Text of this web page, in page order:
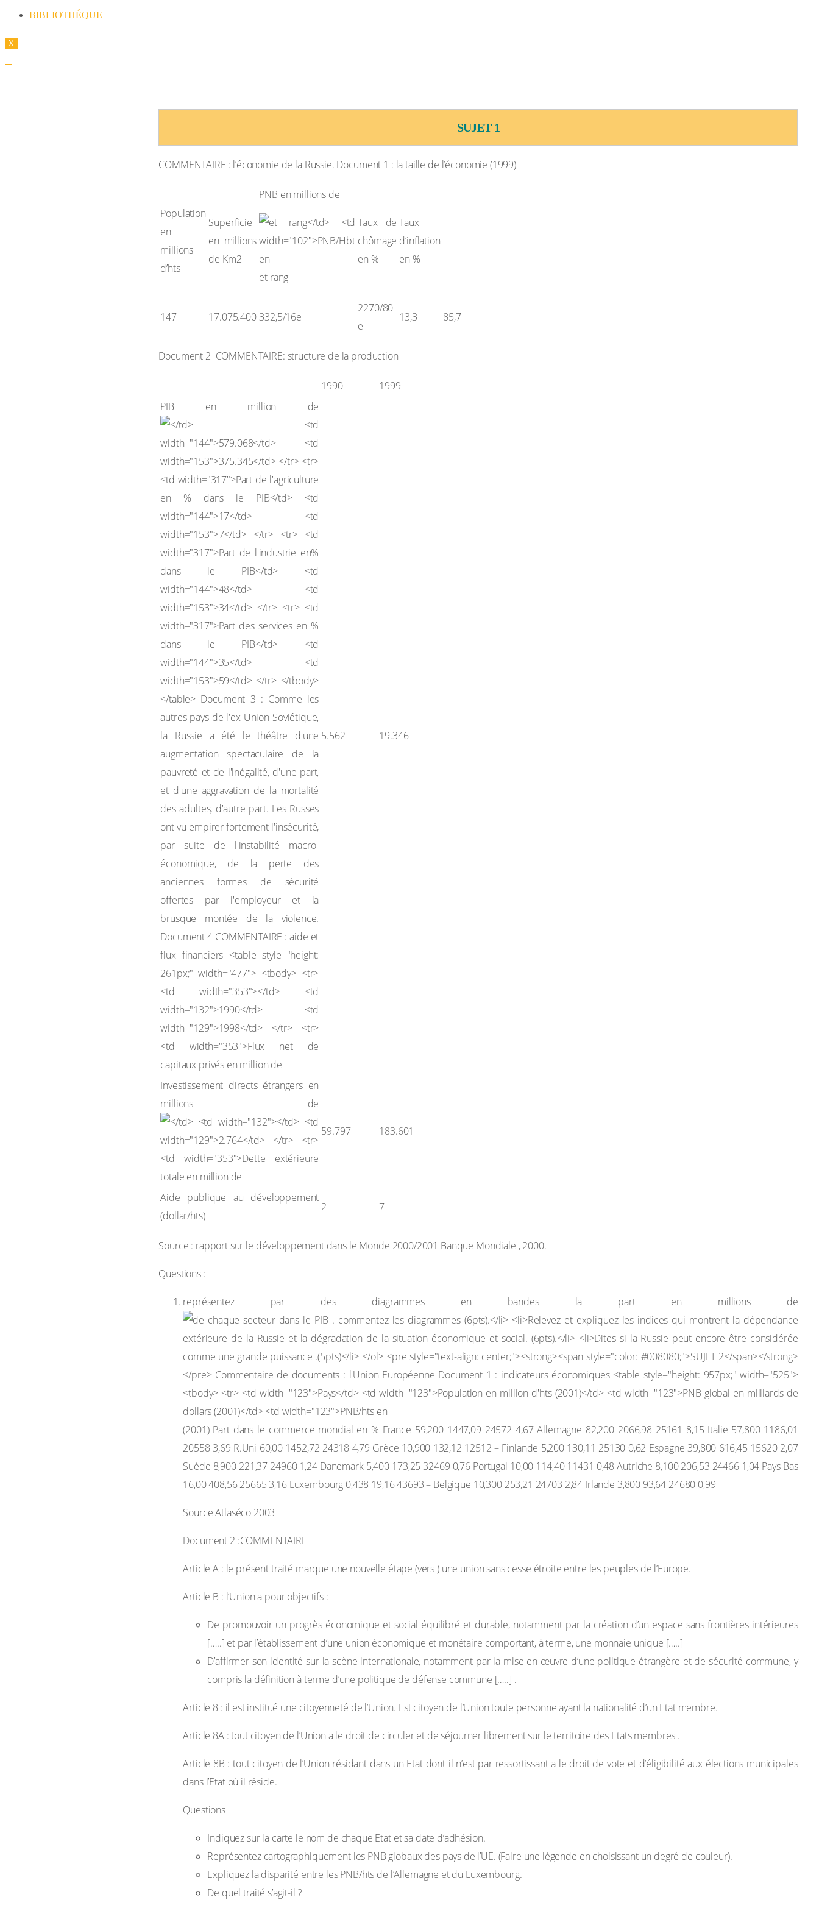
BIBLIOTHÉQUE
X
SUJET 1
COMMENTAIRE : l’économie de la Russie. Document 1 : la taille de l’économie (1999)
Population
en
millions
d’hts
Superficie
en millions
de Km2
PNB en millions de
et rang
Taux de
chômage
en %
Taux
d’inflation
en %
147 17.075.400 332,5/16e
2270/80
e
13,3 85,7
Document 2 COMMENTAIRE: structure de la production
1990
1999
PIB en million de
5.562 19.346
Investissement directs étrangers en
millions de
59.797 183.601
Aide publique au développement
(dollar/hts)
2 7
Source : rapport sur le développement dans le Monde 2000/2001 Banque Mondiale , 2000.
Questions :
représentez par des diagrammes en bandes la part en millions de
(2001) Part dans le commerce mondial en % France 59,200 1447,09 24572 4,67 Allemagne 82,200 2066,98 25161 8,15 Italie 57,800 1186,01
20558 3,69 R.Uni 60,00 1452,72 24318 4,79 Grèce 10,900 132,12 12512 – Finlande 5,200 130,11 25130 0,62 Espagne 39,800 616,45 15620 2,07
Suède 8,900 221,37 24960 1,24 Danemark 5,400 173,25 32469 0,76 Portugal 10,00 114,40 11431 0,48 Autriche 8,100 206,53 24466 1,04 Pays Bas
16,00 408,56 25665 3,16 Luxembourg 0,438 19,16 43693 – Belgique 10,300 253,21 24703 2,84 Irlande 3,800 93,64 24680 0,99
Source Atlaséco 2003
Document 2 :COMMENTAIRE
Article A : le présent traité marque une nouvelle étape (vers ) une union sans cesse étroite entre les peuples de l’Europe.
Article B : l’Union a pour objectifs :
De promouvoir un progrès économique et social équilibré et durable, notamment par la création d’un espace sans frontières intérieures
[…..] et par l’établissement d’une union économique et monétaire comportant, à terme, une monnaie unique […..]
D’affirmer son identité sur la scène internationale, notamment par la mise en œuvre d’une politique étrangère et de sécurité commune, y
compris la définition à terme d’une politique de défense commune […..] .
Article 8 : il est institué une citoyenneté de l’Union. Est citoyen de l’Union toute personne ayant la nationalité d’un Etat membre.
Article 8A : tout citoyen de l’Union a le droit de circuler et de séjourner librement sur le territoire des Etats membres .
Article 8B : tout citoyen de l’Union résidant dans un Etat dont il n’est par ressortissant a le droit de vote et d’éligibilité aux élections municipales
dans l’Etat où il réside.
Questions
Indiquez sur la carte le nom de chaque Etat et sa date d’adhésion.
Représentez cartographiquement les PNB globaux des pays de l’UE. (Faire une légende en choisissant un degré de couleur).
Expliquez la disparité entre les PNB/hts de l’Allemagne et du Luxembourg.
De quel traité s’agit-il ?